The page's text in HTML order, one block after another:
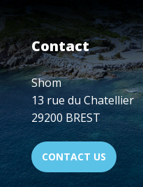
Contact
Shom
13 rue du Chatellier
29200 BREST
CONTACT US